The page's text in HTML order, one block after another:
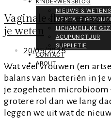
KINDERWENSBLOG
NIEUWS &
MENTALE
LICHAMELIJKE
ACUPUNCTUUR
SUPPLETIE
CONTACT
ABOUT
Vaginale flora en
je weten
20/05/2025
Wat veel vrouwen (en
balans van bacteriën in je
je zogeheten microbioom
grotere rol dan we lang
leggen we uit wat de